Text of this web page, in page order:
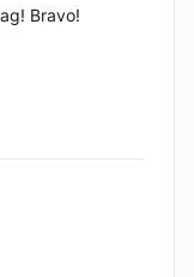
Bravo!